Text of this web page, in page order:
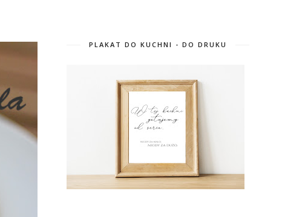
PLAKAT DO KUCHNI - DO DRUKU